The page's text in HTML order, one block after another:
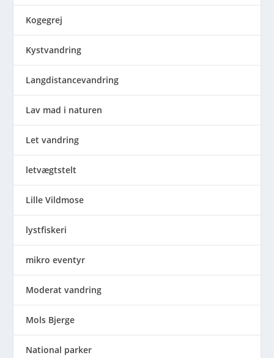
Kogegrej
Kystvandring
Langdistancevandring
Lav mad i naturen
Let vandring
letvægtstelt
Lille Vildmose
lystfiskeri
mikro eventyr
Moderat vandring
Mols Bjerge
National parker